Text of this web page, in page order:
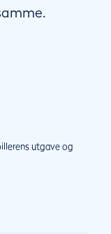
utgave og